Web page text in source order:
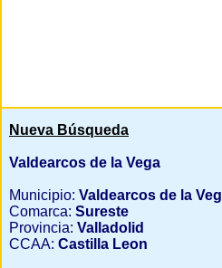
Nueva Búsqueda
Valdearcos de la Vega
Municipio: Valdearcos de la
Comarca: Sureste
Provincia: Valladolid
CCAA: Castilla Leon